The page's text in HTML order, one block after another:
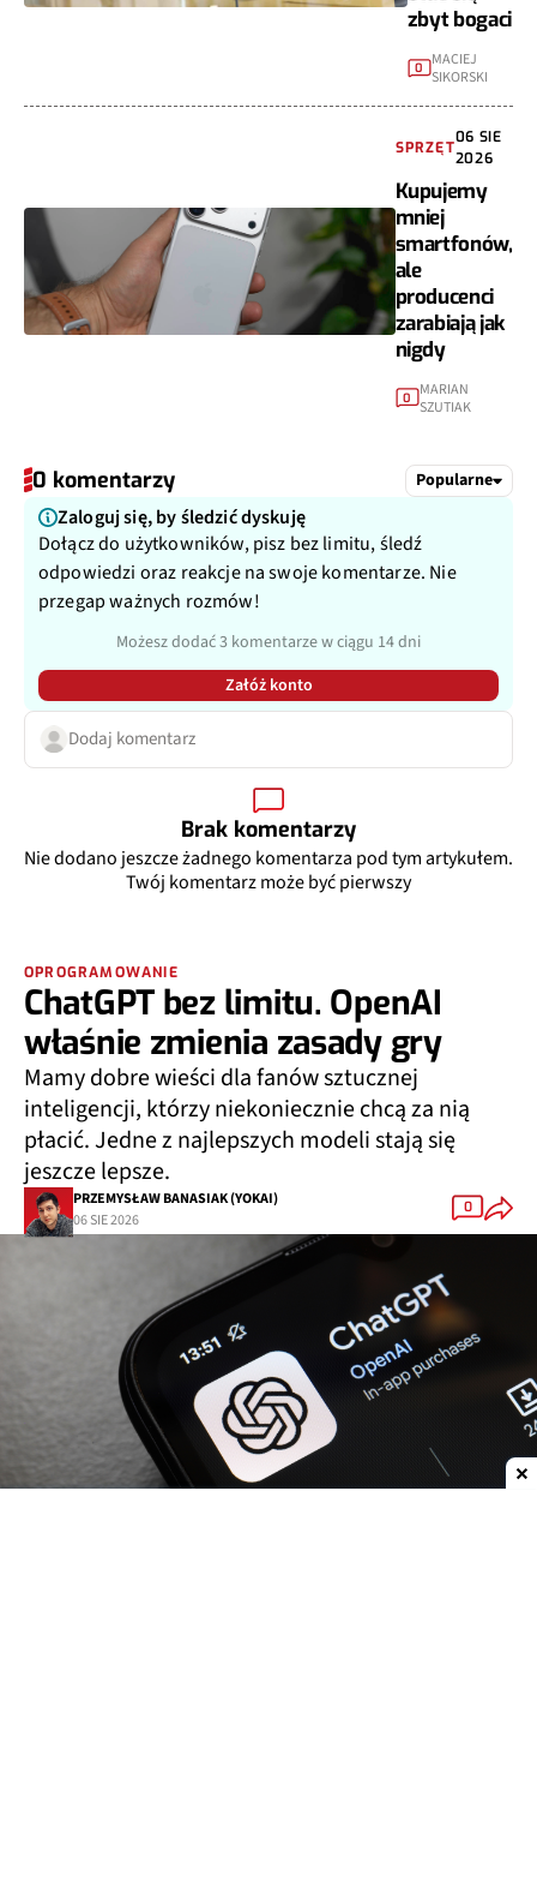
zbyt bogaci
0 MACIEJ
SIKORSKI
SPRZĘT
06 SIE
2026
Kupujemy
mniej
smartfonów,
ale
producenci
zarabiają jak
nigdy
0 MARIAN
SZUTIAK
0 komentarzy Popularne
Zaloguj się, by śledzić dyskuję
Dołącz do użytkowników, pisz bez limitu, śledź
odpowiedzi oraz reakcje na swoje komentarze. Nie
przegap ważnych rozmów!
Możesz dodać 3 komentarze w ciągu 14 dni
Załóż konto
Dodaj komentarz
Brak komentarzy
Nie dodano jeszcze żadnego komentarza pod tym artykułem.
Twój komentarz może być pierwszy
OPROGRAMOWANIE
ChatGPT bez limitu. OpenAI
właśnie zmienia zasady gry
Mamy dobre wieści dla fanów sztucznej
inteligencji, którzy niekoniecznie chcą za nią
płacić. Jedne z najlepszych modeli stają się
jeszcze lepsze.
PRZEMYSŁAW BANASIAK (YOKAI)
06 SIE 2026
0